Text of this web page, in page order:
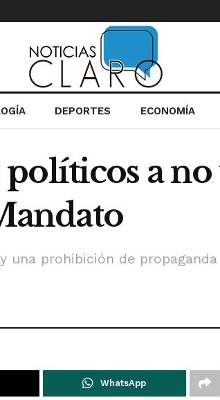
DEPORTES ECONOMÍA
a
una prohibición de
WhatsApp